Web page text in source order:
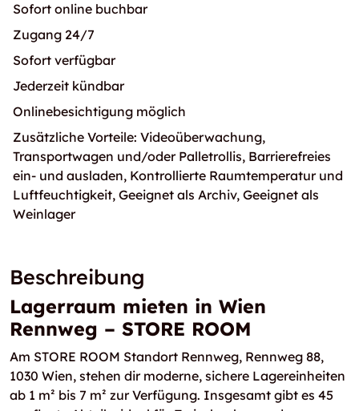
Sofort online buchbar
Zugang 24/7
Sofort verfügbar
Jederzeit kündbar
Onlinebesichtigung möglich
Zusätzliche Vorteile: Videoüberwachung,
Transportwagen und/oder Palletrollis, Barrierefreies
ein- und ausladen, Kontrollierte Raumtemperatur und
Luftfeuchtigkeit, Geeignet als Archiv, Geeignet als
Weinlager
Beschreibung
Lagerraum mieten in Wien
Rennweg – STORE ROOM
Am STORE ROOM Standort Rennweg, Rennweg 88,
1030 Wien, stehen dir moderne, sichere Lagereinheiten
ab 1 m² bis 7 m² zur Verfügung. Insgesamt gibt es 45